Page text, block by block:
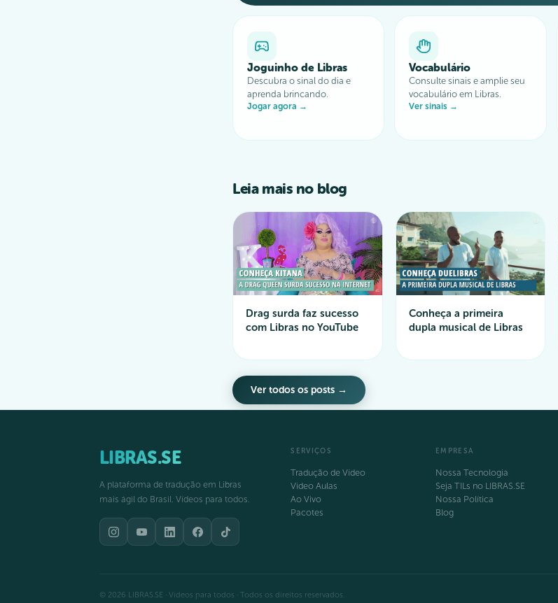
Joguinho de Libras
Descubra o sinal do dia e
aprenda brincando.
Jogar agora →
Vocabulário
Consulte sinais e amplie seu
vocabulário em Libras.
Ver sinais →
Leia mais no blog
Drag surda faz sucesso
com Libras no YouTube
Conheça a primeira
dupla musical de Libras
Ver todos os posts →
LIBRAS.SE
A plataforma de tradução em Libras
mais ágil do Brasil. Vídeos para todos.
SERVIÇOS
Tradução de Vídeo
Video Aulas
Ao Vivo
Pacotes
EMPRESA
Nossa Tecnologia
Seja TILs no LIBRAS.SE
Nossa Política
Blog
© 2026 LIBRAS.SE · Vídeos para todos · Todos os direitos reservados.